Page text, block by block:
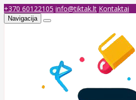
+370 60122105 info@tiktak.lt Kontaktai
Navigacija